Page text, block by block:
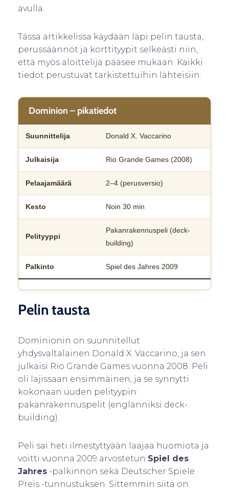
avulla.
Tässä artikkelissa käydään läpi pelin tausta,
perussäännöt ja korttityypit selkeästi niin,
että myös aloittelija pääsee mukaan. Kaikki
tiedot perustuvat tarkistettuihin lähteisiin.
Dominion – pikatiedot
Suunnittelija Donald X. Vaccarino
Julkaisija Rio Grande Games (2008)
Pelaajamäärä 2–4 (perusversio)
Kesto Noin 30 min
Pelityyppi
Pakanrakennuspeli (deck-
building)
Palkinto Spiel des Jahres 2009
Pelin tausta
Dominionin on suunnitellut
yhdysvaltalainen Donald X. Vaccarino, ja sen
julkaisi Rio Grande Games vuonna 2008. Peli
oli lajissaan ensimmäinen, ja se synnytti
kokonaan uuden pelityypin:
pakanrakennuspelit (englanniksi deck-
building).
Peli sai heti ilmestyttyään laajaa huomiota ja
voitti vuonna 2009 arvostetun Spiel des
Jahres -palkinnon sekä Deutscher Spiele
Preis -tunnustuksen. Sittemmin siitä on